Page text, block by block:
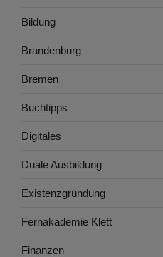
Bildung
Brandenburg
Bremen
Buchtipps
Digitales
Duale Ausbildung
Existenzgründung
Fernakademie Klett
Finanzen